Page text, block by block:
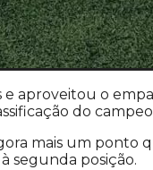
e aproveitou o
do
mais um ponto
segunda posição.